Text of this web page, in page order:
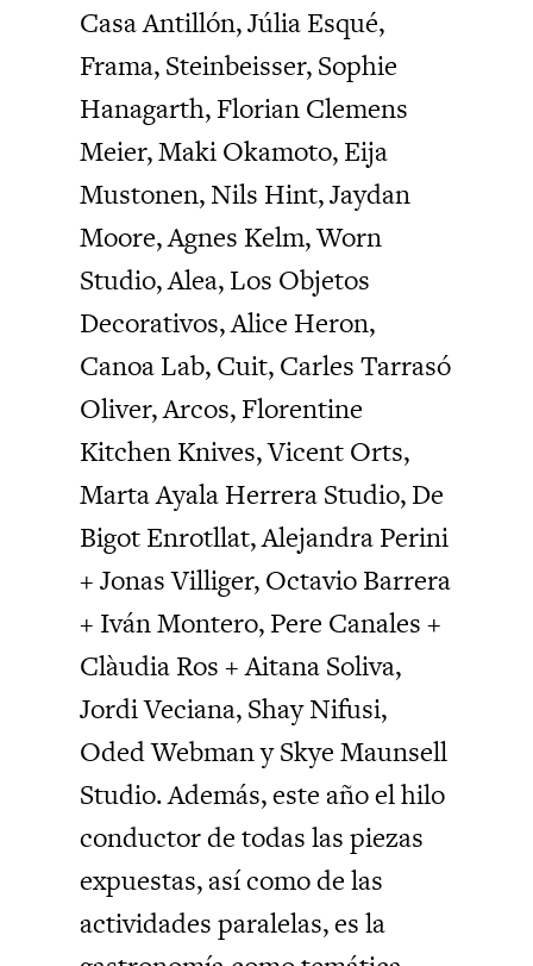
Casa Antillón, Júlia Esqué,
Frama, Steinbeisser, Sophie
Hanagarth, Florian Clemens
Meier, Maki Okamoto, Eija
Mustonen, Nils Hint, Jaydan
Moore, Agnes Kelm, Worn
Studio, Alea, Los Objetos
Decorativos, Alice Heron,
Canoa Lab, Cuit, Carles Tarrasó
Oliver, Arcos, Florentine
Kitchen Knives, Vicent Orts,
Marta Ayala Herrera Studio, De
Bigot Enrotllat, Alejandra Perini
+ Jonas Villiger, Octavio Barrera
+ Iván Montero, Pere Canales +
Clàudia Ros + Aitana Soliva,
Jordi Veciana, Shay Nifusi,
Oded Webman y Skye Maunsell
Studio. Además, este año el hilo
conductor de todas las piezas
expuestas, así como de las
actividades paralelas, es la